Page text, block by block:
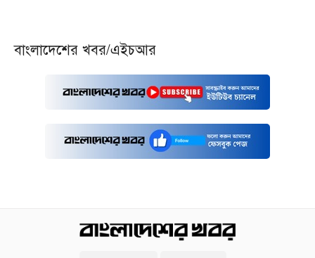
বাংলাদেশের খবর/এইচআর